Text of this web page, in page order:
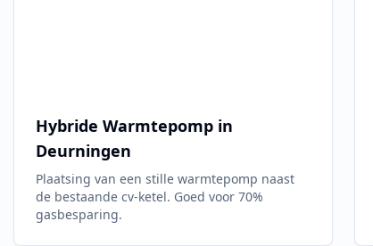
Hybride Warmtepomp in
Deurningen
Plaatsing van een stille warmtepomp naast
de bestaande cv-ketel. Goed voor 70%
gasbesparing.